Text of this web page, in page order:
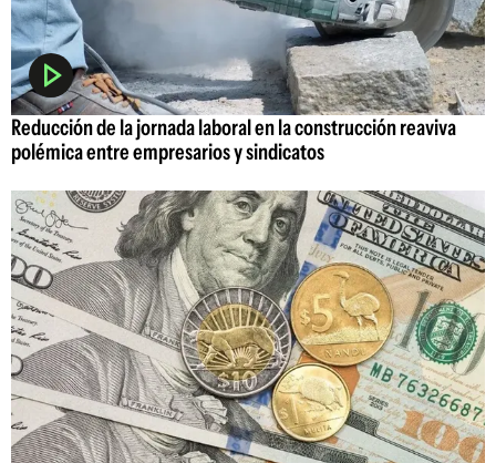
Reducción de la jornada laboral en la construcción reaviva
polémica entre empresarios y sindicatos